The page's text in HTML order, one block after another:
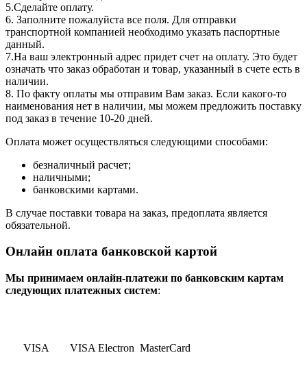
5.Сделайте оплату.
6. Заполните пожалуйста все поля. Для отправки
транспортной компанией необходимо указать паспортные
данный.
7.На ваш электронный адрес придет счет на оплату. Это будет
означать что заказ обработан и товар, указанный в счете есть в
наличии.
8. По факту оплаты мы отправим Вам заказ. Если какого-то
наименования нет в наличии, мы можем предложить поставку
под заказ в течение 10-20 дней.
Оплата может осуществляться следующими способами:
безналичный расчет;
наличными;
банковскими картами.
В случае поставки товара на заказ, предоплата является
обязательной.
Онлайн оплата банковской картой
Мы принимаем онлайн-платежи по банковским картам
cледующих платежных систем:
VISA VISA Electron MasterCard